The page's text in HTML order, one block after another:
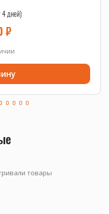
4 дней)
₽
товары